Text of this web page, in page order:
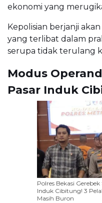
ekonomi yang
Kepolisian berjanji
yang terlibat dalam
serupa tidak terulang
Modus
Pasar Induk
Polres Bekasi
Induk Cibitung! 3
Masih Buron